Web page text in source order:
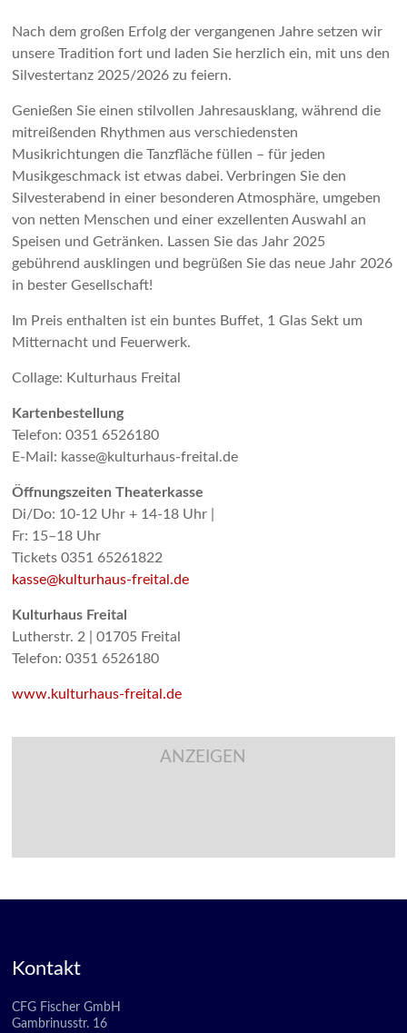
Nach dem großen Erfolg der vergangenen Jahre setzen wir
unsere Tradition fort und laden Sie herzlich ein, mit uns den
Silvestertanz 2025/2026 zu feiern.
Genießen Sie einen stilvollen Jahresausklang, während die
mitreißenden Rhythmen aus verschiedensten
Musikrichtungen die Tanzfläche füllen – für jeden
Musikgeschmack ist etwas dabei. Verbringen Sie den
Silvesterabend in einer besonderen Atmosphäre, umgeben
von netten Menschen und einer exzellenten Auswahl an
Speisen und Getränken. Lassen Sie das Jahr 2025
gebührend ausklingen und begrüßen Sie das neue Jahr 2026
in bester Gesellschaft!
Im Preis enthalten ist ein buntes Buffet, 1 Glas Sekt um
Mitternacht und Feuerwerk.
Collage: Kulturhaus Freital
Kartenbestellung
Telefon: 0351 6526180
E-Mail: kasse@kulturhaus-freital.de
Öffnungszeiten Theaterkasse
Di/Do: 10-12 Uhr + 14-18 Uhr |
Fr: 15–18 Uhr
Tickets 0351 65261822
kasse@kulturhaus-freital.de
Kulturhaus Freital
Lutherstr. 2 | 01705 Freital
Telefon: 0351 6526180
www.kulturhaus-freital.de
ANZEIGEN
Kontakt
CFG Fischer GmbH
Gambrinusstr. 16